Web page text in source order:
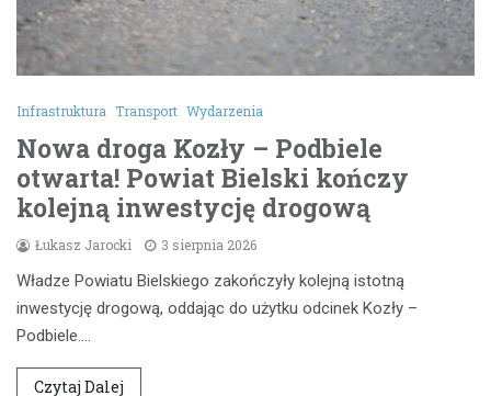
Infrastruktura Transport Wydarzenia
Nowa droga Kozły – Podbiele
otwarta! Powiat Bielski kończy
kolejną inwestycję drogową
Łukasz Jarocki 3 sierpnia 2026
Władze Powiatu Bielskiego zakończyły kolejną istotną
inwestycję drogową, oddając do użytku odcinek Kozły –
Podbiele.…
Czytaj Dalej